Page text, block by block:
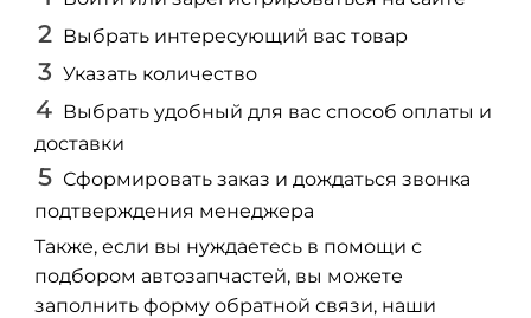
Выбрать интересующий вас товар
Указать количество
Выбрать удобный для вас способ оплаты и
доставки
Сформировать заказ и дождаться звонка
подтверждения менеджера
Также, если вы нуждаетесь в помощи с
подбором автозапчастей, вы можете
заполнить форму обратной связи, наши